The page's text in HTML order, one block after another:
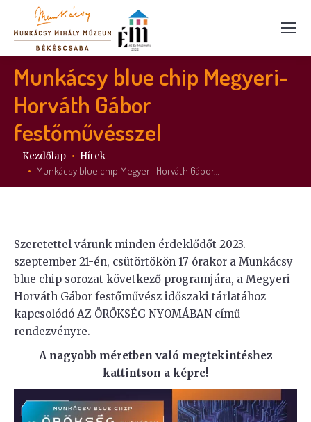
Munkácsy blue chip Megyeri-
Horváth Gábor
festőművésszel
Itt vagy:
Kezdőlap Hírek
Munkácsy blue chip Megyeri-Horváth Gábor…
Szeretettel várunk minden érdeklődőt 2023.
szeptember 21-én, csütörtökön 17 órakor a Munkácsy
blue chip sorozat következő programjára, a Megyeri-
Horváth Gábor festőművész időszaki tárlatához
kapcsolódó AZ ÖRÖKSÉG NYOMÁBAN című
rendezvényre.
A nagyobb méretben való megtekintéshez
kattintson a képre!